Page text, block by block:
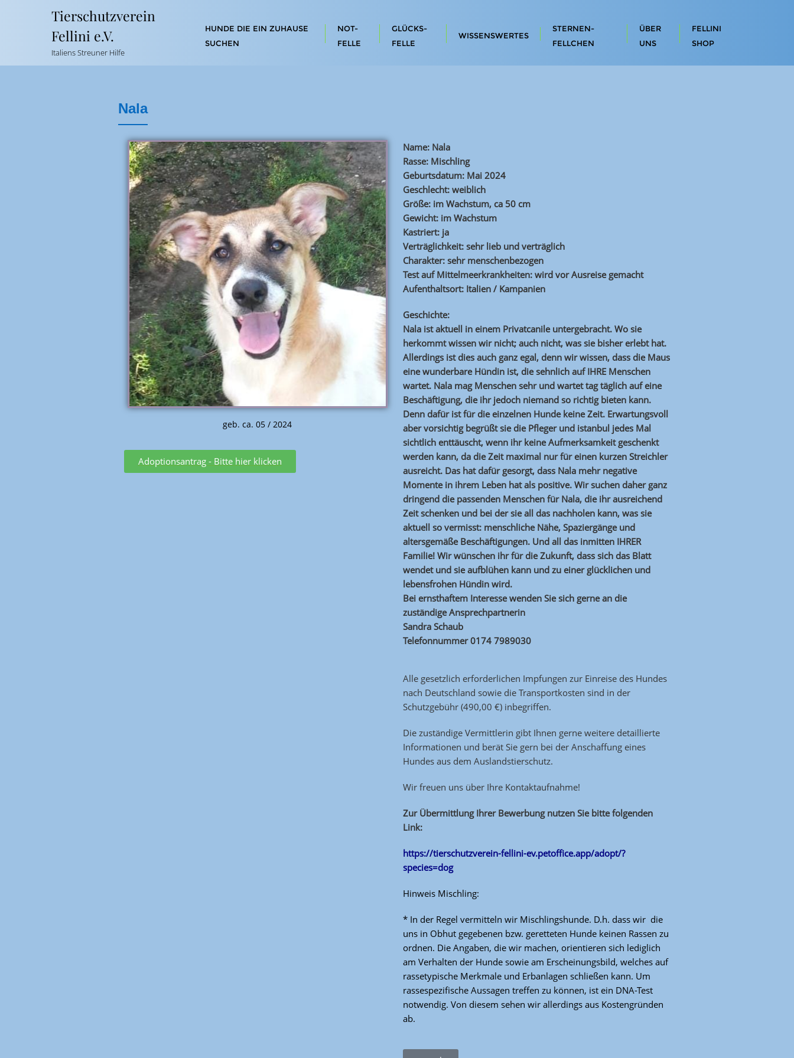
Tierschutzverein
Fellini e.V.
Italiens Streuner Hilfe
HUNDE DIE EIN ZUHAUSE
SUCHEN
NOT-
FELLE
GLÜCKS-
FELLE
WISSENSWERTES
STERNEN-
FELLCHEN
ÜBER
UNS
FELLINI
SHOP
Nala
geb. ca. 05 / 2024
Adoptionsantrag - Bitte hier klicken
Name: Nala
Rasse: Mischling
Geburtsdatum: Mai 2024
Geschlecht: weiblich
Größe: im Wachstum, ca 50 cm
Gewicht: im Wachstum
Kastriert: ja
Verträglichkeit: sehr lieb und verträglich
Charakter: sehr menschenbezogen
Test auf Mittelmeerkrankheiten: wird vor Ausreise gemacht
Aufenthaltsort: Italien / Kampanien
Geschichte:
Nala ist aktuell in einem Privatcanile untergebracht. Wo sie
herkommt wissen wir nicht; auch nicht, was sie bisher erlebt hat.
Allerdings ist dies auch ganz egal, denn wir wissen, dass die Maus
eine wunderbare Hündin ist, die sehnlich auf IHRE Menschen
wartet. Nala mag Menschen sehr und wartet tag täglich auf eine
Beschäftigung, die ihr jedoch niemand so richtig bieten kann.
Denn dafür ist für die einzelnen Hunde keine Zeit. Erwartungsvoll
aber vorsichtig begrüßt sie die Pfleger und istanbul jedes Mal
sichtlich enttäuscht, wenn ihr keine Aufmerksamkeit geschenkt
werden kann, da die Zeit maximal nur für einen kurzen Streichler
ausreicht. Das hat dafür gesorgt, dass Nala mehr negative
Momente in ihrem Leben hat als positive. Wir suchen daher ganz
dringend die passenden Menschen für Nala, die ihr ausreichend
Zeit schenken und bei der sie all das nachholen kann, was sie
aktuell so vermisst: menschliche Nähe, Spaziergänge und
altersgemäße Beschäftigungen. Und all das inmitten IHRER
Familie! Wir wünschen ihr für die Zukunft, dass sich das Blatt
wendet und sie aufblühen kann und zu einer glücklichen und
lebensfrohen Hündin wird.
Bei ernsthaftem Interesse wenden Sie sich gerne an die
zuständige Ansprechpartnerin
Sandra Schaub
Telefonnummer 0174 7989030
Alle gesetzlich erforderlichen Impfungen zur Einreise des Hundes
nach Deutschland sowie die Transportkosten sind in der
Schutzgebühr (490,00 €) inbegriffen.
Die zuständige Vermittlerin gibt Ihnen gerne weitere detaillierte
Informationen und berät Sie gern bei der Anschaffung eines
Hundes aus dem Auslandstierschutz.
Wir freuen uns über Ihre Kontaktaufnahme!
Zur Übermittlung Ihrer Bewerbung nutzen Sie bitte folgenden
Link:
https://tierschutzverein-fellini-ev.petoffice.app/adopt/?
species=dog
Hinweis Mischling:
* In der Regel vermitteln wir Mischlingshunde. D.h. dass wir die
uns in Obhut gegebenen bzw. geretteten Hunde keinen Rassen zu
ordnen. Die Angaben, die wir machen, orientieren sich lediglich
am Verhalten der Hunde sowie am Erscheinungsbild, welches auf
rassetypische Merkmale und Erbanlagen schließen kann. Um
rassespezifische Aussagen treffen zu können, ist ein DNA-Test
notwendig. Von diesem sehen wir allerdings aus Kostengründen
ab.